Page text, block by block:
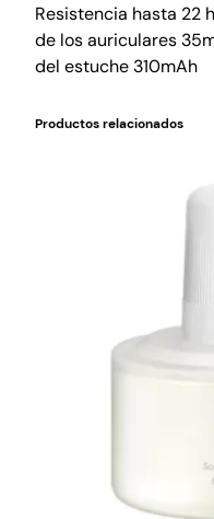
Resistencia hasta 22
de los auriculares
del estuche 310mAh
Productos relacionados